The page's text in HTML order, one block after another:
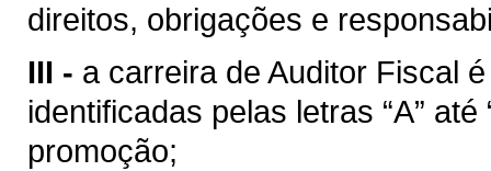
direitos, obrigações e
III - a carreira de Auditor Fiscal
identificadas pelas letras “A”
promoção;